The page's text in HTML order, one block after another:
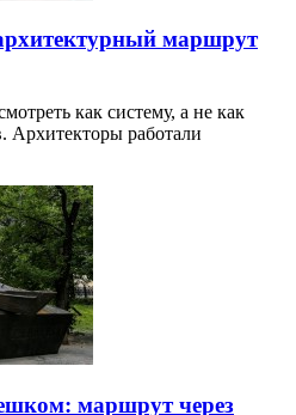
маршрут
как систему, а не как
Архитекторы работали
маршрут через